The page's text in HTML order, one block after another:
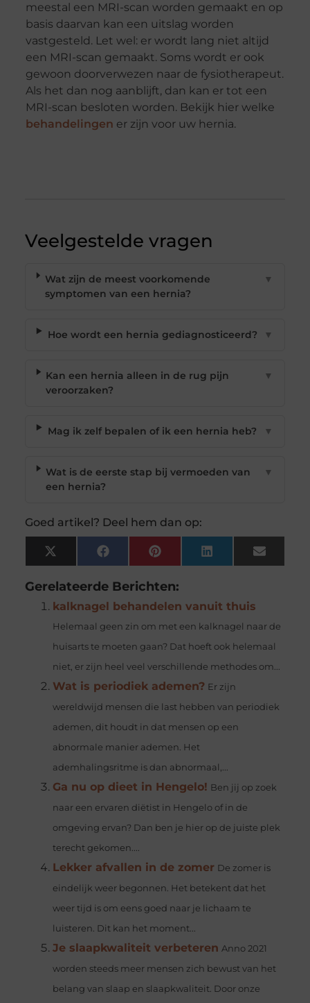
meestal een MRI-scan worden gemaakt en op
basis daarvan kan een uitslag worden
vastgesteld. Let wel: er wordt lang niet altijd
een MRI-scan gemaakt. Soms wordt er ook
gewoon doorverwezen naar de fysiotherapeut.
Als het dan nog aanblijft, dan kan er tot een
MRI-scan besloten worden. Bekijk hier welke
behandelingen er zijn voor uw hernia.
Veelgestelde vragen
Wat zijn de meest voorkomende
symptomen van een hernia?
▼
Hoe wordt een hernia gediagnosticeerd? ▼
Kan een hernia alleen in de rug pijn
veroorzaken?
▼
Mag ik zelf bepalen of ik een hernia heb? ▼
Wat is de eerste stap bij vermoeden van
een hernia?
▼
Goed artikel? Deel hem dan op:
X
(Twitter)
FacebookPinterest LinkedIn Email
Gerelateerde Berichten:
kalknagel behandelen vanuit thuis
Helemaal geen zin om met een kalknagel naar de
huisarts te moeten gaan? Dat hoeft ook helemaal
niet, er zijn heel veel verschillende methodes om...
Wat is periodiek ademen? Er zijn
wereldwijd mensen die last hebben van periodiek
ademen, dit houdt in dat mensen op een
abnormale manier ademen. Het
ademhalingsritme is dan abnormaal,...
Ga nu op dieet in Hengelo! Ben jij op zoek
naar een ervaren diëtist in Hengelo of in de
omgeving ervan? Dan ben je hier op de juiste plek
terecht gekomen....
Lekker afvallen in de zomer De zomer is
eindelijk weer begonnen. Het betekent dat het
weer tijd is om eens goed naar je lichaam te
luisteren. Dit kan het moment...
Je slaapkwaliteit verbeteren Anno 2021
worden steeds meer mensen zich bewust van het
belang van slaap en slaapkwaliteit. Door onze